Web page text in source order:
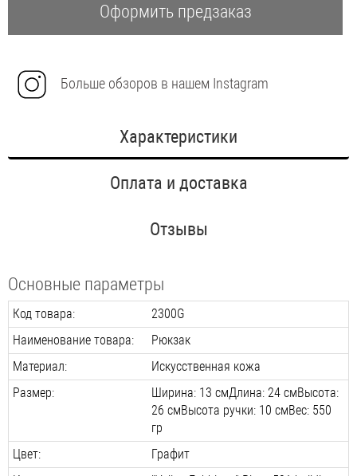
Оформить предзаказ
Больше обзоров в нашем Instagram
Характеристики
Оплата и доставка
Отзывы
Основные параметры
Код товара:
2300G
Наименование товара:
Рюкзак
Материал:
Искусственная кожа
Размер:
Ширина: 13 смДлина: 24 смВысота:
26 смВысота ручки: 10 смВес: 550
гр
Цвет:
Графит